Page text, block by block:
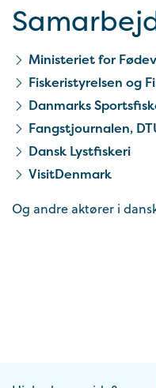
Ministeriet for
Fiskeristyrelsen og
Danmarks
Fangstjournalen,
Dansk Lystfiskeri
VisitDenmark
Og andre aktører i